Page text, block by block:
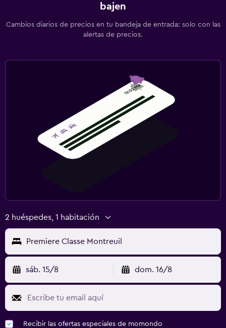
bajen
Cambios diarios de precios en tu bandeja de entrada: solo con las
alertas de precios.
2 huéspedes, 1 habitación
Premiere Classe Montreuil
sáb. 15/8 dom. 16/8
Recibir las ofertas especiales de momondo